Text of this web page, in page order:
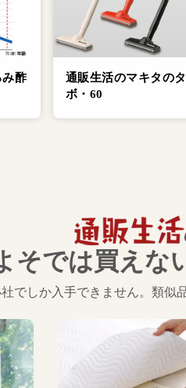
み酢
通販生活のマキタの
ボ・60
そでは買えな
でしか入手できません。類似